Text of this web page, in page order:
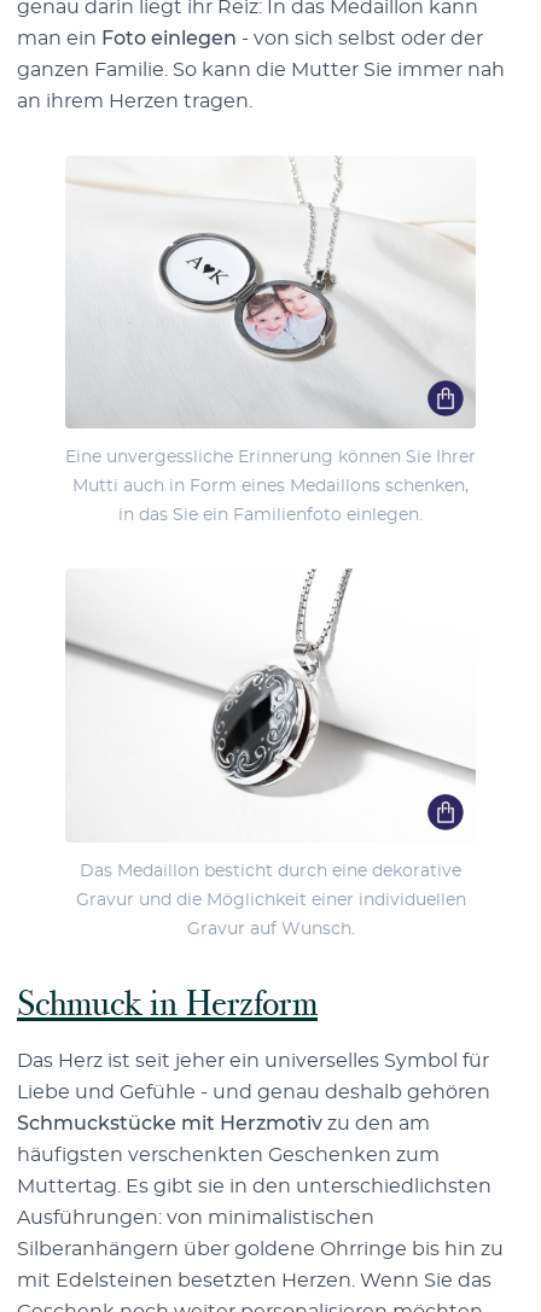
genau darin liegt ihr Reiz: In das Medaillon kann
man ein Foto einlegen - von sich selbst oder der
ganzen Familie. So kann die Mutter Sie immer nah
an ihrem Herzen tragen.
Eine unvergessliche Erinnerung können Sie Ihrer
Mutti auch in Form eines Medaillons schenken,
in das Sie ein Familienfoto einlegen.
Das Medaillon besticht durch eine dekorative
Gravur und die Möglichkeit einer individuellen
Gravur auf Wunsch.
Schmuck in Herzform
Das Herz ist seit jeher ein universelles Symbol für
Liebe und Gefühle - und genau deshalb gehören
Schmuckstücke mit Herzmotiv zu den am
häufigsten verschenkten Geschenken zum
Muttertag. Es gibt sie in den unterschiedlichsten
Ausführungen: von minimalistischen
Silberanhängern über goldene Ohrringe bis hin zu
mit Edelsteinen besetzten Herzen. Wenn Sie das